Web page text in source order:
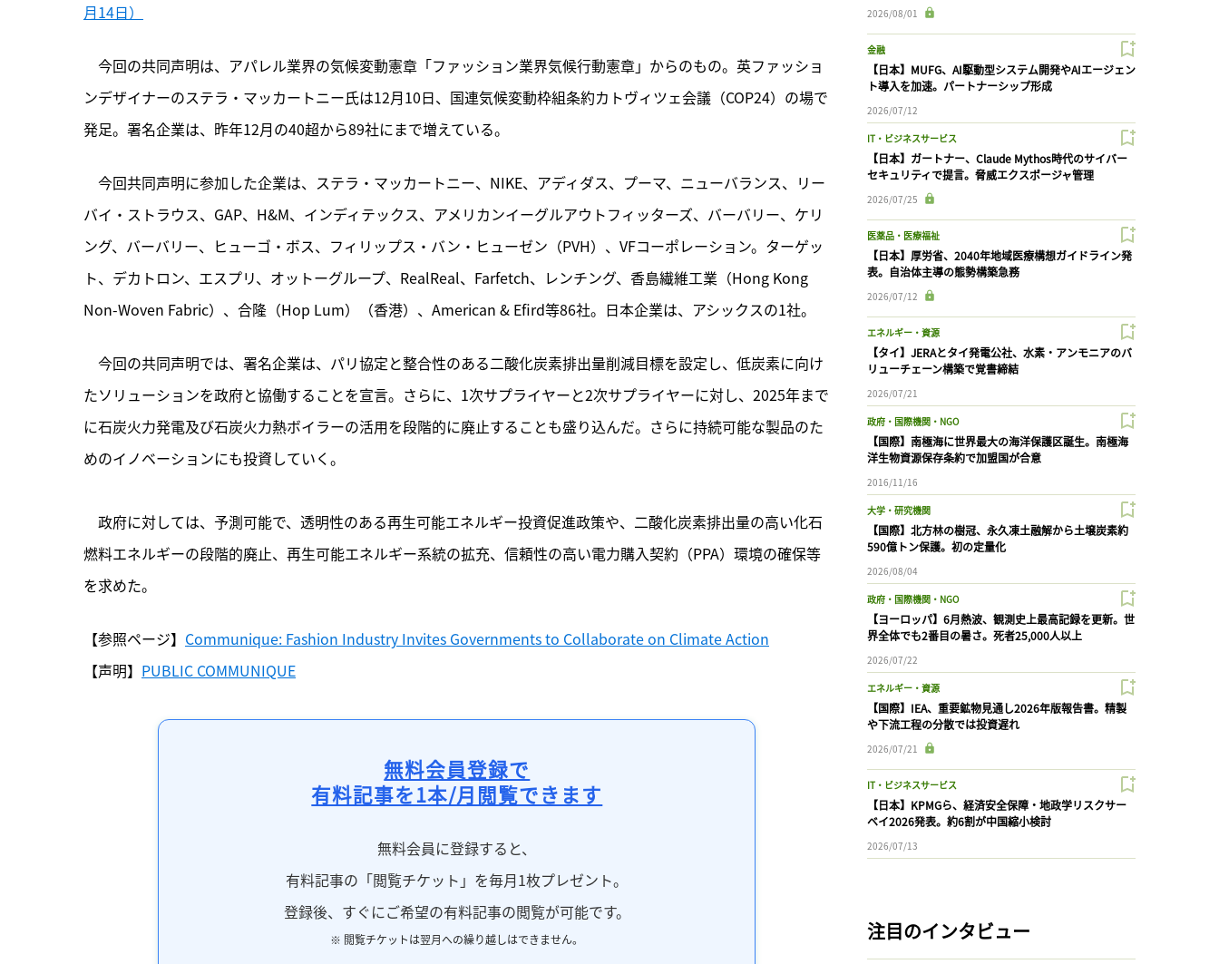
月14日）
今回の共同声明は、 アパレル業界の気候変動憲章「ファッション業界気候行動憲章」からのもの。英ファッショ
ンデザイナーのステラ・マッカートニー氏は12月10日、国連気候変動枠組条約カトヴィツェ会議（COP24）の場で
発足。署名企業は、昨年12月の40超から89社にまで増えている。
今回共同声明に参加した企業は、ステラ・マッカートニー、NIKE、アディダス、プーマ、ニューバランス、リー
バイ・ストラウス、GAP、H&M、インディテックス、アメリカンイーグルアウトフィッターズ、バーバリー、ケリ
ング、バーバリー、ヒューゴ・ボス、フィリップス・バン・ヒューゼン（PVH）、VFコーポレーション。ターゲッ
ト、デカトロン、エスプリ、オットーグループ、RealReal、Farfetch、レンチング、香島繊維工業（Hong Kong
Non-Woven Fabric）、合隆（Hop Lum）（香港）、American & Efird等86社。日本企業は、アシックスの1社。
今回の共同声明では、署名企業は、パリ協定と整合性のある二酸化炭素排出量削減目標を設定し、低炭素に向け
たソリューションを政府と協働することを宣言。さらに、1次サプライヤーと2次サプライヤーに対し、2025年まで
に石炭火力発電及び石炭火力熱ボイラーの活用を段階的に廃止することも盛り込んだ。さらに持続可能な製品のた
めのイノベーションにも投資していく。
政府に対しては、予測可能で、透明性のある再生可能エネルギー投資促進政策や、二酸化炭素排出量の高い化石
燃料エネルギーの段階的廃止、再生可能エネルギー系統の拡充、信頼性の高い電力購入契約（PPA）環境の確保等
を求めた。
【参照ページ】 Communique: Fashion Industry Invites Governments to Collaborate on Climate Action
【声明】 PUBLIC COMMUNIQUE
無料会員登録で
有料記事を1本/月閲覧できます
無料会員に登録すると、
有料記事の「閲覧チケット」を毎月1枚プレゼント。
登録後、すぐにご希望の有料記事の閲覧が可能です。
※ 閲覧チケットは翌月への繰り越しはできません。
2026/08/01
金融
【日本】MUFG、AI駆動型システム開発やAIエージェン
ト導入を加速。パートナーシップ形成
2026/07/12
IT・ビジネスサービス
【日本】ガートナー、Claude Mythos時代のサイバー
セキュリティで提言。脅威エクスポージャ管理
2026/07/25
医薬品・医療福祉
【日本】厚労省、2040年地域医療構想ガイドライン発
表。自治体主導の態勢構築急務
2026/07/12
エネルギー・資源
【タイ】JERAとタイ発電公社、水素・アンモニアのバ
リューチェーン構築で覚書締結
2026/07/21
政府・国際機関・NGO
【国際】南極海に世界最大の海洋保護区誕生。南極海
洋生物資源保存条約で加盟国が合意
2016/11/16
大学・研究機関
【国際】北方林の樹冠、永久凍土融解から土壌炭素約
590億トン保護。初の定量化
2026/08/04
政府・国際機関・NGO
【ヨーロッパ】6月熱波、観測史上最高記録を更新。世
界全体でも2番目の暑さ。死者25,000人以上
2026/07/22
エネルギー・資源
【国際】IEA、重要鉱物見通し2026年版報告書。精製
や下流工程の分散では投資遅れ
2026/07/21
IT・ビジネスサービス
【日本】KPMGら、経済安全保障・地政学リスクサー
ベイ2026発表。約6割が中国縮小検討
2026/07/13
注目のインタビュー